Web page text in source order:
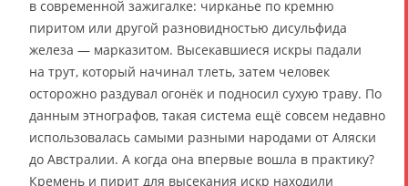
в современной зажигалке: чирканье по кремню
пиритом или другой разновидностью дисульфида
железа — марказитом. Высекавшиеся искры падали
на трут, который начинал тлеть, затем человек
осторожно раздувал огонёк и подносил сухую траву. По
данным этнографов, такая система ещё совсем недавно
использовалась самыми разными народами от Аляски
до Австралии. А когда она впервые вошла в практику?
Кремень и пирит для высекания искр находили